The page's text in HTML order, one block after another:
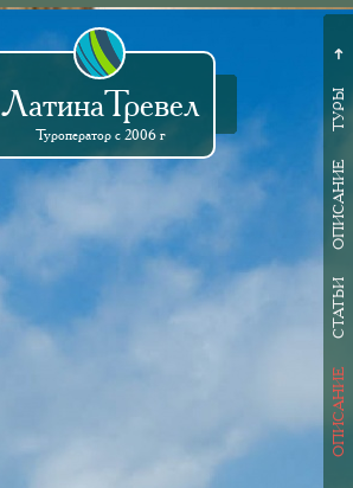
ЛатинаТревел
Туроператор с 2006 г
➜
ТУРЫ
ОПИСАНИЕ
СТАТЬИ
ОПИСАНИЕ